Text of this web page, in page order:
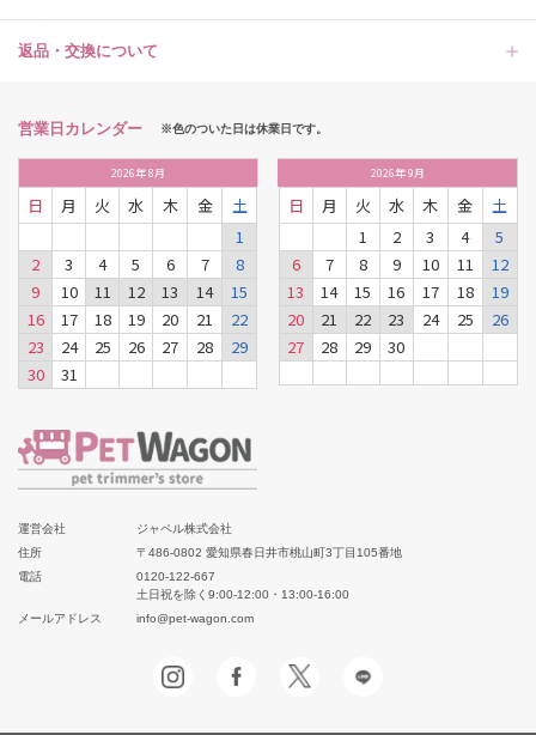
返品・交換について
営業日カレンダー ※色のついた日は休業日です。
2026年8月
日 月 火 水 木 金
土
1
2
3 4 5 6 7
8
9
10 11 12 13 14
15
16
17 18 19 20 21
22
23
24 25 26 27 28
29
30
31
2026年9月
日 月 火 水 木 金
土
1
2 3 4
5
6
7 8 9 10 11
12
13
14 15 16 17 18
19
20
21 22 23 24 25
26
27
28 29 30
運営会社
ジャペル株式会社
住所
〒486-0802 愛知県春日井市桃山町3丁目105番地
電話
0120-122-667
土日祝を除く9:00-12:00・13:00-16:00
メールアドレス
info@pet-wagon.com